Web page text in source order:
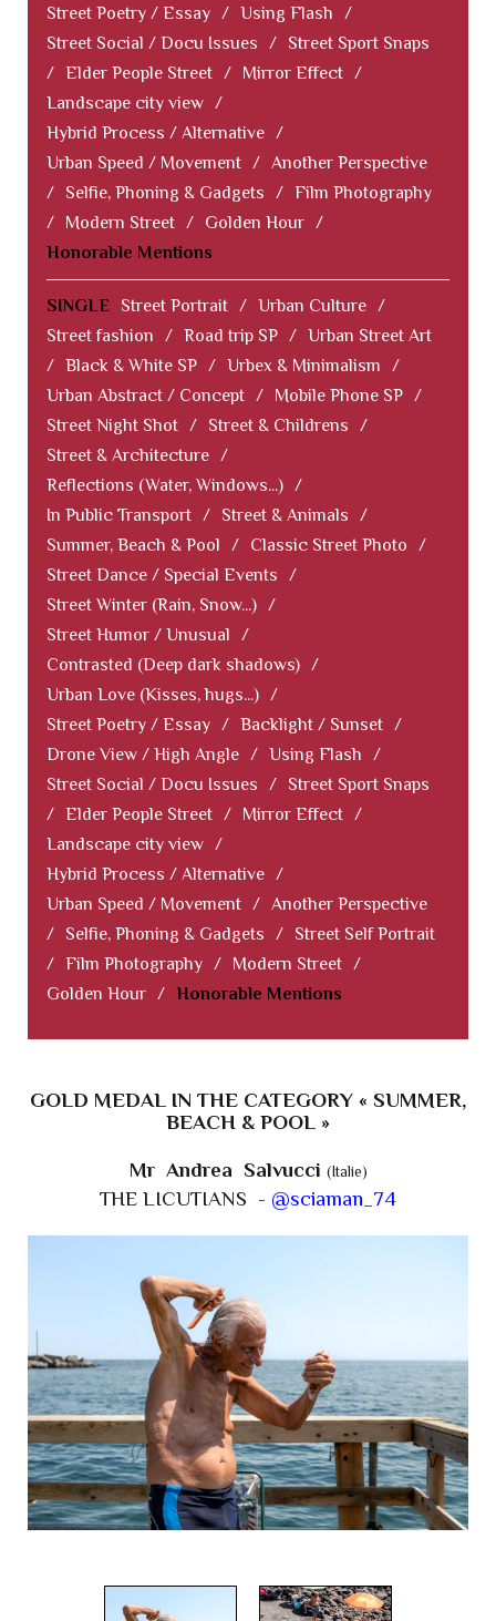
Street Poetry / Essay / Using Flash
/
Street Social / Docu Issues
/
Street Sport Snaps
/ Elder People Street / Mirror Effect /
Landscape city view /
Hybrid Process / Alternative /
Urban Speed / Movement / Another Perspective
/
Selfie, Phoning & Gadgets / Film Photography
/
Modern Street / Golden Hour /
Honorable Mentions
SINGLE Street Portrait / Urban Culture /
Street fashion
/ Road trip SP / Urban Street Art
/ Black & White SP / Urbex & Minimalism
/
Urban Abstract / Concept / Mobile Phone SP /
Street Night Shot / Street & Childrens
/
Street & Architecture /
Reflections (Water, Windows...) /
In Public Transport / Street & Animals
/
Summer, Beach & Pool
/ Classic Street Photo
/
Street Dance / Special Events
/
Street Winter (Rain, Snow...) /
Street Humor / Unusual
/
Contrasted (Deep dark shadows) /
Urban Love (Kisses, hugs...) /
Street Poetry / Essay / Backlight / Sunset /
Drone View / High Angle / Using Flash
/
Street Social / Docu Issues
/
Street Sport Snaps
/ Elder People Street / Mirror Effect /
Landscape city view /
Hybrid Process / Alternative /
Urban Speed / Movement / Another Perspective
/
Selfie, Phoning & Gadgets /
Street Self Portrait
/ Film Photography / Modern Street /
Golden Hour / Honorable Mentions
GOLD MEDAL IN THE CATEGORY « SUMMER,
BEACH & POOL »
Mr Andrea Salvucci (Italie)
THE LICUTIANS - @sciaman_74